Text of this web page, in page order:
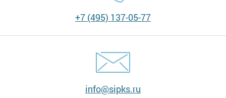
+7 (495) 137-05-77
info@sipks.ru